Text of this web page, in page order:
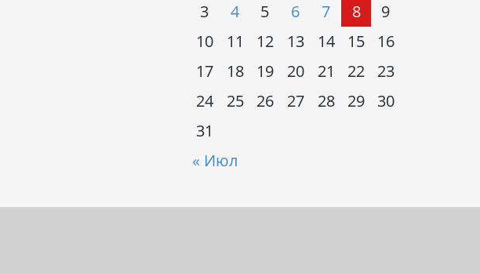
« Июл
3
4 5 6 7 8
9
10
11 12 13 14 15
16
17
18 19 20 21 22
23
24
25 26 27 28 29
30
31